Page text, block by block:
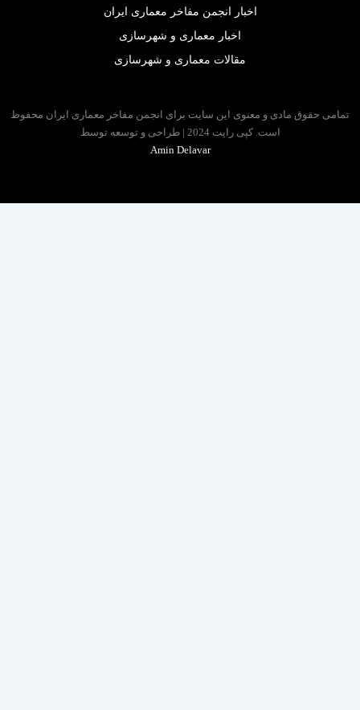
اخبار انجمن مفاخر معماری ایران
اخبار معماری و شهرسازی
مقالات معماری و شهرسازی
حقوق مادی و معنوی این سایت برای انجمن مفاخر معماری ایران محفوظ
است. کپی رایت 2024 | طراحی و توسعه توسط
Amin Delavar